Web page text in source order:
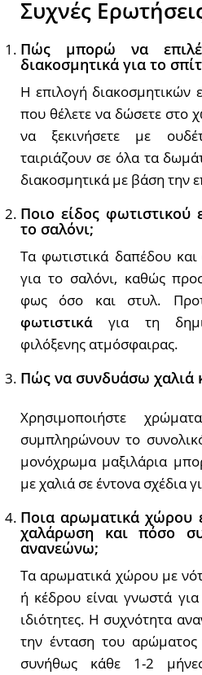
Συχνές
Πώς μπορώ να
διακοσμητικά για το
Η επιλογή διακοσμητικών
που θέλετε να δώσετε στο
να ξεκινήσετε με
ταιριάζουν σε όλα τα
διακοσμητικά με βάση την
Ποιο είδος φωτιστικού
το σαλόνι;
Τα φωτιστικά δαπέδου και
για το σαλόνι, καθώς
φως όσο και στυλ.
φωτιστικάγια τη
φιλόξενης ατμόσφαιρας.
Πώς να συνδυάσω χαλιά
Χρησιμοποιήστε
συμπληρώνουν το
μονόχρωμα μαξιλάρια
με χαλιά σε έντονα σχέδια
Ποια αρωματικά χώρου
χαλάρωση και πόσο
ανανεώνω;
Τα αρωματικά χώρου με
ή κέδρου είναι γνωστά
ιδιότητες. Η συχνότητα
την ένταση του
συνήθως κάθε 1-2